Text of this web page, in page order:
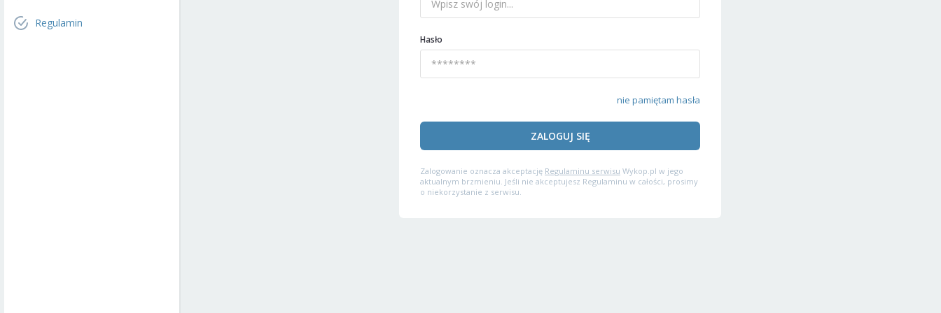
Regulamin
Hasło
nie pamiętam hasła
ZALOGUJ SIĘ
Zalogowanie oznacza akceptację Regulaminu serwisu Wykop.pl w jego
aktualnym brzmieniu. Jeśli nie akceptujesz Regulaminu w całości, prosimy
o niekorzystanie z serwisu.